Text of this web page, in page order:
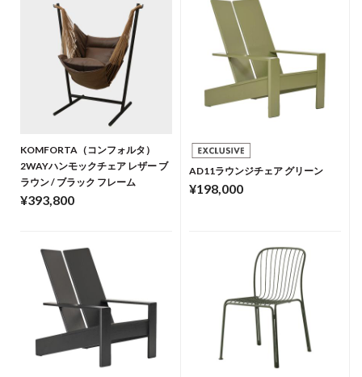
KOMFORTA（コンフォルタ）
2WAYハンモックチェア レザー ブ
ラウン / ブラック フレーム
¥393,800
AD11ラウンジチェア グリーン
¥198,000